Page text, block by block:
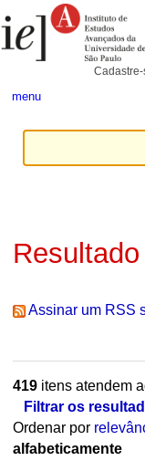
para
conteúdo.
Pessoais
Cadastre-
menu
Assinar um RSS
419itens atendem
Filtrar os
Ordenar por
alfabeticamente